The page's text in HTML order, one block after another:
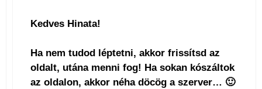
Kedves Hinata!
Ha nem tudod léptetni, akkor frissítsd az
oldalt, utána menni fog! Ha sokan kószáltok
az oldalon, akkor néha döcög a szerver… 🙂